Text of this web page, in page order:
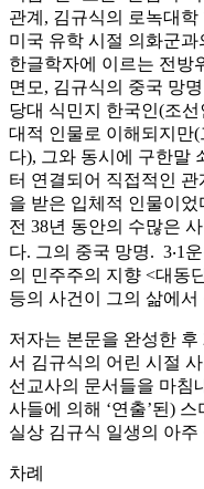
관계, 김규식의 로녹대
미국 유학 시절 의화군
한글학자에 이르는 전방
면모, 김규식의 중국 망
당대 식민지 한국인(조
대적 인물로 이해되지만
다), 그와 동시에 구한말
터 연결되어 직접적인
을 받은 입체적 인물이었
전 38년 동안의 수많은
다. 그의 중국 망명. 3‧1
의 민주주의 지향 <대동
등의 사건이 그의 삶에
저자는 본문을 완성한 후
서 김규식의 어린 시절
선교사의 문서들을 마침
사들에 의해 ‘연출’된)
실상 김규식 일생의 아
차례